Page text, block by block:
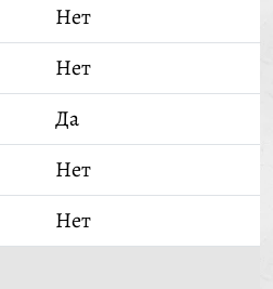
Нет
Нет
Да
Нет
Нет